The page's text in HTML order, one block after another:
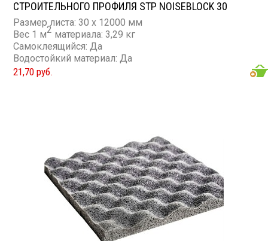
СТРОИТЕЛЬНОГО ПРОФИЛЯ STP NOISEBLOCK 30
Размер листа: 30 x 12000 мм
Вес 1 м2 материала: 3,29 кг
Самоклеящийся: Да
Водостойкий материал: Да
21,70 руб.